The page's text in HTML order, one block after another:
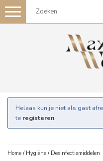
Toggle
navigation
Helaas kun je niet als gast
te registeren.
Home / Hygiëne / Desinfectiemiddelen